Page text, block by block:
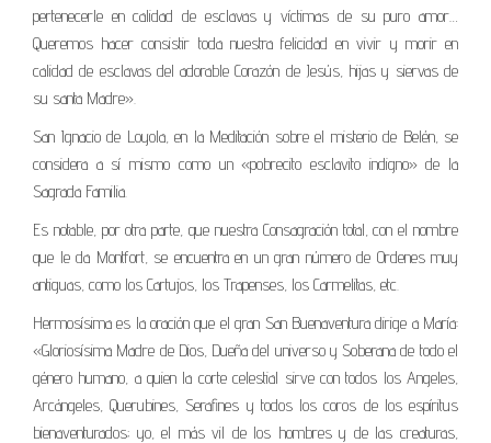
pertenecerle en calidad de esclavas y víctimas de su puro amor…
Queremos hacer consistir toda nuestra felicidad en vivir y morir en
calidad de esclavas del adorable Corazón de Jesús, hijas y siervas de
su santa Madre».
San Ignacio de Loyola, en la Meditación sobre el misterio de Belén, se
considera a sí mismo como un «pobrecito esclavito indigno» de la
Sagrada Familia.
Es notable, por otra parte, que nuestra Consagración total, con el nombre
que le da Montfort, se encuentra en un gran número de Ordenes muy
antiguas, como los Cartujos, los Trapenses, los Carmelitas, etc.
Hermosísima es la oración que el gran San Buenaventura dirige a María:
«Gloriosísima Madre de Dios, Dueña del universo y Soberana de todo el
género humano, a quien la corte celestial sirve con todos los Angeles,
Arcángeles, Querubines, Serafines y todos los coros de los espíritus
bienaventurados; yo, el más vil de los hombres y de las creaturas,